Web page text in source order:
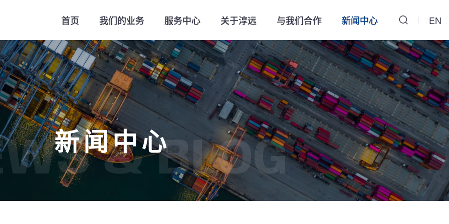
EN
首页 我们的业务 服务中心 关于淳远 与我们合作 新闻中心
新闻中心
& BLOG